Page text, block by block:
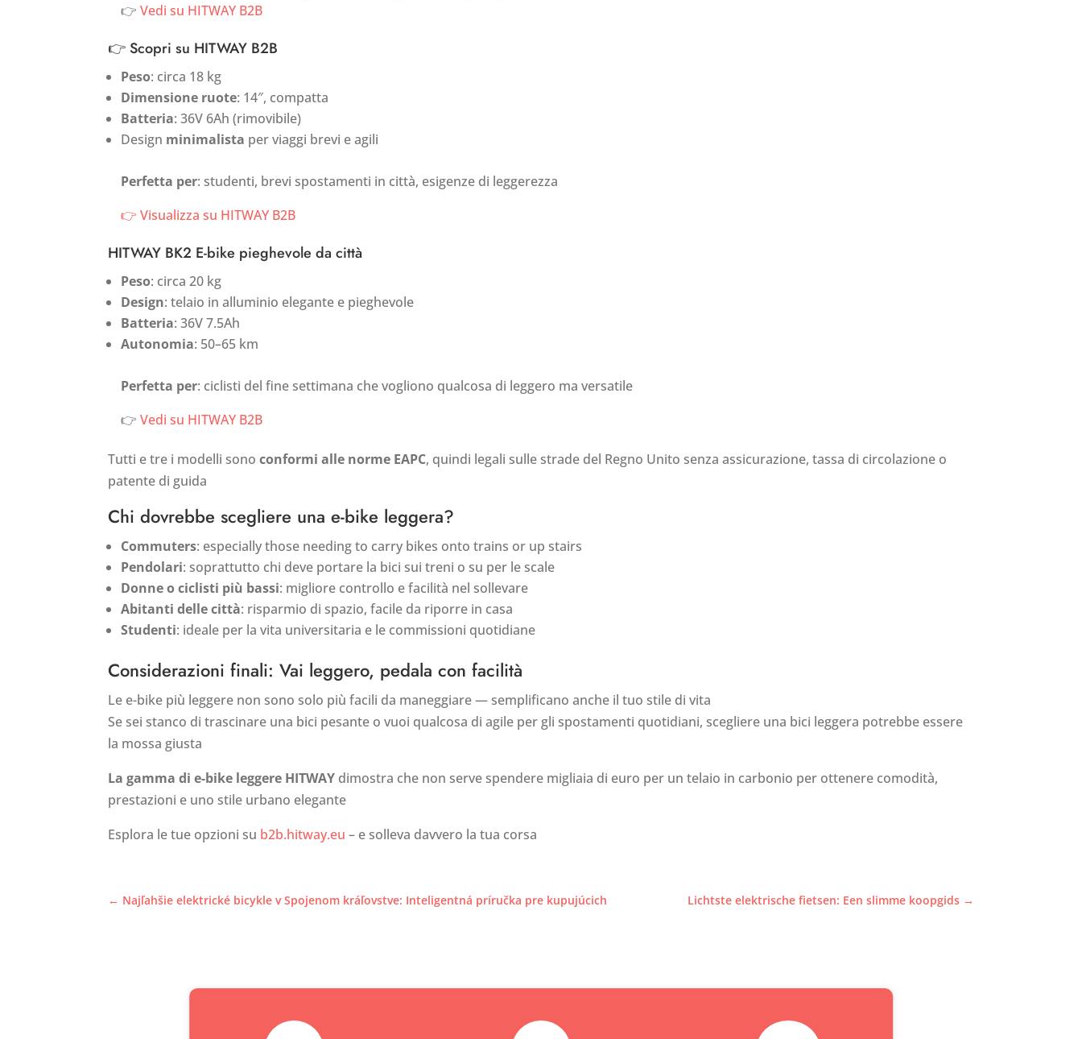
👉Vedi su HITWAY B2B
👉 Scopri su HITWAY B2B
Peso: circa 18 kg
Dimensione ruote: 14″, compatta
Batteria: 36V 6Ah (rimovibile)
Design minimalista per viaggi brevi e agili
Perfetta per: studenti, brevi spostamenti in città, esigenze di leggerezza
👉 Visualizza su HITWAY B2B
HITWAY BK2 E-bike pieghevole da città
Peso: circa 20 kg
Design: telaio in alluminio elegante e pieghevole
Batteria: 36V 7.5Ah
Autonomia: 50–65 km
Perfetta per: ciclisti del fine settimana che vogliono qualcosa di leggero ma versatile
👉 Vedi su HITWAY B2B
Tutti e tre i modelli sono conformi alle norme EAPC, quindi legali sulle strade del Regno Unito senza assicurazione, tassa di circolazione o
patente di guida
Chi dovrebbe scegliere una e-bike leggera?
Commuters: especially those needing to carry bikes onto trains or up stairs
Pendolari: soprattutto chi deve portare la bici sui treni o su per le scale
Donne o ciclisti più bassi: migliore controllo e facilità nel sollevare
Abitanti delle città: risparmio di spazio, facile da riporre in casa
Studenti: ideale per la vita universitaria e le commissioni quotidiane
Considerazioni finali: Vai leggero, pedala con facilità
Le e-bike più leggere non sono solo più facili da maneggiare — semplificano anche il tuo stile di vita
Se sei stanco di trascinare una bici pesante o vuoi qualcosa di agile per gli spostamenti quotidiani, scegliere una bici leggera potrebbe essere
la mossa giusta
La gamma di e-bike leggere HITWAY dimostra che non serve spendere migliaia di euro per un telaio in carbonio per ottenere comodità,
prestazioni e uno stile urbano elegante
Esplora le tue opzioni su b2b.hitway.eu– e solleva davvero la tua corsa
← Najľahšie elektrické bicykle v Spojenom kráľovstve: Inteligentná príručka pre kupujúcich Lichtste elektrische fietsen: Een slimme koopgids→